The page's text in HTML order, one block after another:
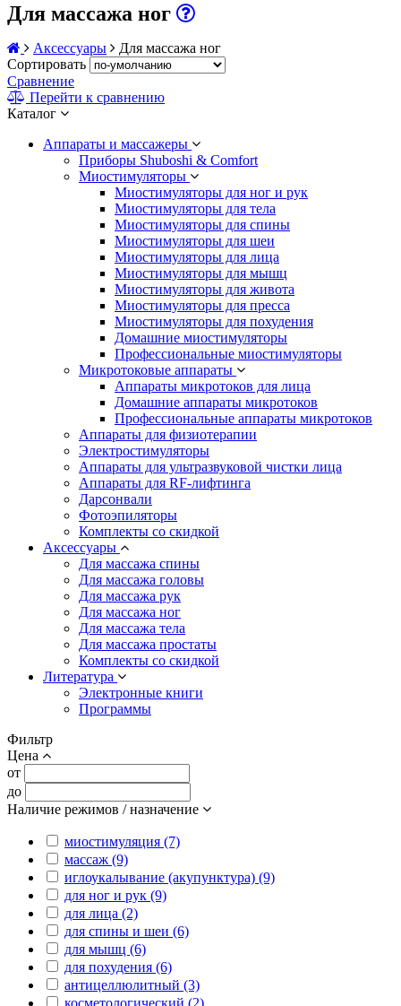
Для массажа ног
Аксессуары
Для массажа ног
Сортировать
Сравнение
Перейти к сравнению
Каталог
Аппараты и массажеры
Приборы Shuboshi & Comfort
Миостимуляторы
Миостимуляторы для ног и рук
Миостимуляторы для тела
Миостимуляторы для спины
Миостимуляторы для шеи
Миостимуляторы для лица
Миостимуляторы для мышц
Миостимуляторы для живота
Миостимуляторы для пресса
Миостимуляторы для похудения
Домашние миостимуляторы
Профессиональные миостимуляторы
Микротоковые аппараты
Аппараты микротоков для лица
Домашние аппараты микротоков
Профессиональные аппараты микротоков
Аппараты для физиотерапии
Электростимуляторы
Аппараты для ультразвуковой чистки лица
Аппараты для RF-лифтинга
Дарсонвали
Фотоэпиляторы
Комплекты со скидкой
Аксессуары
Для массажа спины
Для массажа головы
Для массажа рук
Для массажа ног
Для массажа тела
Для массажа простаты
Комплекты со скидкой
Литература
Электронные книги
Программы
Фильтр
Цена
от
до
Наличие режимов / назначение
миостимуляция (7)
массаж (9)
иглоукалывание (акупунктура) (9)
для ног и рук (9)
для лица (2)
для спины и шеи (6)
для мышц (6)
для похудения (6)
антицеллюлитный (3)
косметологический (2)